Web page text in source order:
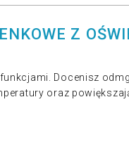
Z
Docenisz
oraz